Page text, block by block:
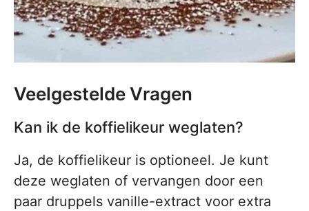
Veelgestelde Vragen
Kan ik de koffielikeur weglaten?
Ja, de koffielikeur is optioneel. Je kunt
deze weglaten of vervangen door een
paar druppels vanille-extract voor extra